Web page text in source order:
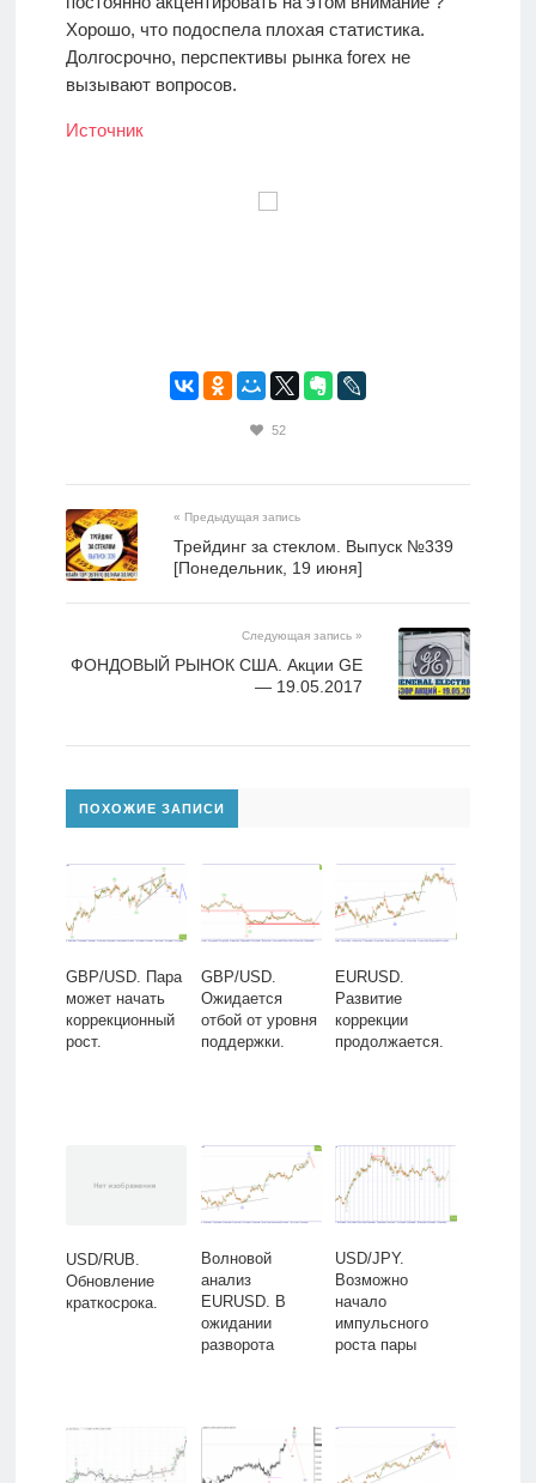
Хорошо, что подоспела плохая статистика.
Долгосрочно, перспективы рынка forex не
вызывают вопросов.
Источник
52
« Предыдущая запись
Трейдинг за стеклом. Выпуск №339
[Понедельник, 19 июня]
Следующая запись »
ФОНДОВЫЙ РЫНОК США. Акции GE
— 19.05.2017
ПОХОЖИЕ ЗАПИСИ
GBP/USD. Пара
может начать
коррекционный
рост.
GBP/USD.
Ожидается
отбой от уровня
поддержки.
EURUSD.
Развитие
коррекции
продолжается.
USD/RUB.
Обновление
краткосрока.
Волновой
анализ
EURUSD. В
ожидании
разворота
USD/JPY.
Возможно
начало
импульсного
роста пары